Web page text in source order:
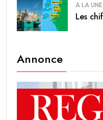
A LA UNE
Les
Annonce